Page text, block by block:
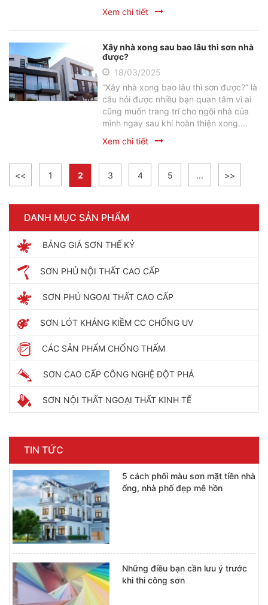
DANH MỤC SẢN PHẨM
BẢNG GIÁ SƠN THẾ KỶ
SƠN PHỦ NỘI THẤT CAO CẤP
SƠN PHỦ NGOẠI THẤT CAO CẤP
SƠN LÓT KHÁNG KIỀM CC CHỐNG UV
CÁC SẢN PHẨM CHỐNG THẤM
SƠN CAO CẤP CÔNG NGHỆ ĐỘT PHÁ
SƠN NỘI THẤT NGOẠI THẤT KINH TẾ
TIN TỨC
5 cách phối màu sơn mặt tiền nhà
ống, nhà phố đẹp mê hồn
Những điều bạn cần lưu ý trước
khi thi công sơn
một ngày mới? Bảy gợi ý cách sắp xếp
và cân bằng không gian sống dưới đây
là bí kíp đơn giản giúp bạn tự trang trí
nội thất và mang năng lượng vào không
gian sống cho mình.
Xem chi tiết
Xây nhà xong sau bao lâu thì sơn nhà
được?
18/03/2025
“Xây nhà xong bao lâu thì sơn được?” là
câu hỏi được nhiều bạn quan tâm vì ai
cũng muốn trang trí cho ngôi nhà của
mình ngay sau khi hoàn thiện xong.
Trên thực tế khi hoàn thiện xây thô, nếu
thời tiết ko ẩm thấp là có thể thực hiện
Xem chi tiết
<< 1 2 3 4 5 ... >>